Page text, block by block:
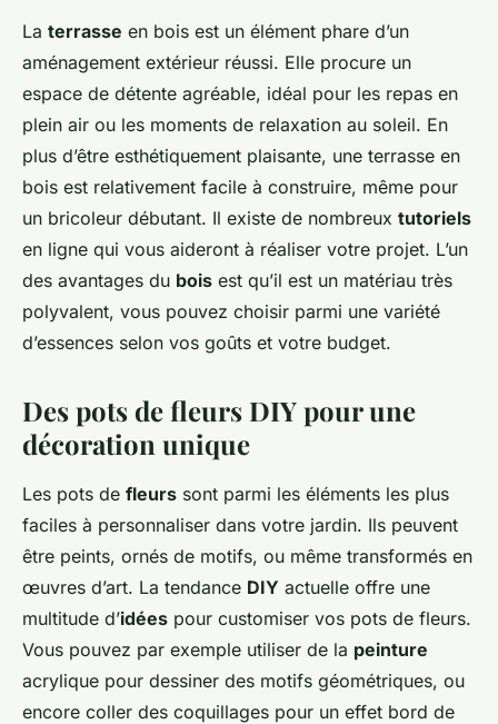
La terrasse en bois est un élément phare d’un
aménagement extérieur réussi. Elle procure un
espace de détente agréable, idéal pour les repas en
plein air ou les moments de relaxation au soleil. En
plus d’être esthétiquement plaisante, une terrasse en
bois est relativement facile à construire, même pour
un bricoleur débutant. Il existe de nombreux tutoriels
en ligne qui vous aideront à réaliser votre projet. L’un
des avantages du bois est qu’il est un matériau très
polyvalent, vous pouvez choisir parmi une variété
d’essences selon vos goûts et votre budget.
Des pots de fleurs DIY pour une
décoration unique
Les pots de fleurs sont parmi les éléments les plus
faciles à personnaliser dans votre jardin. Ils peuvent
être peints, ornés de motifs, ou même transformés en
œuvres d’art. La tendance DIY actuelle offre une
multitude d’idées pour customiser vos pots de fleurs.
Vous pouvez par exemple utiliser de la peinture
acrylique pour dessiner des motifs géométriques, ou
encore coller des coquillages pour un effet bord de